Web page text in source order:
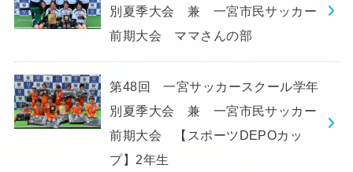
別夏季大会 兼 一宮市民サッカー
前期大会 ママさんの部
第48回 一宮サッカースクール学年
別夏季大会 兼 一宮市民サッカー
前期大会 【スポーツDEPOカッ
プ】2年生